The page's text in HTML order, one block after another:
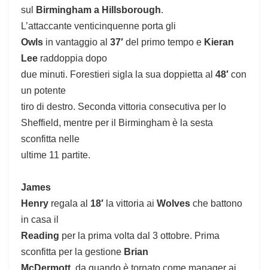
sul
Birmingham a Hillsborough.
L’attaccante venticinquenne porta gli
Owls in vantaggio al 37′ del primo tempo e Kieran
Lee raddoppia dopo
due minuti. Forestieri sigla la sua doppietta al 48′ con
un potente
tiro di destro. Seconda vittoria consecutiva per lo
Sheffield, mentre per il Birmingham è la sesta
sconfitta nelle
ultime 11 partite.
James
Henry regala al 18′ la vittoria ai Wolves che battono
in casa il
Reading per la prima volta dal 3 ottobre. Prima
sconfitta per la gestione Brian